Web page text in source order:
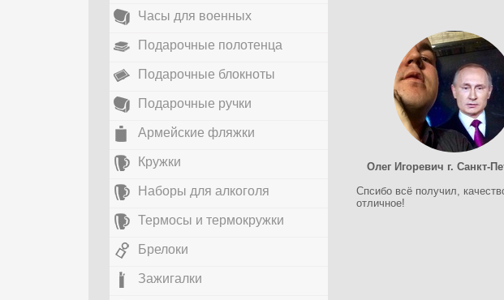
Олег Игоревич г. Санкт-
Спсибо всё получил,
отличное!
Часы для военных
Подарочные полотенца
Подарочные блокноты
Подарочные ручки
Армейские фляжки
Кружки
Наборы для алкоголя
Термосы и термокружки
Брелоки
Зажигалки